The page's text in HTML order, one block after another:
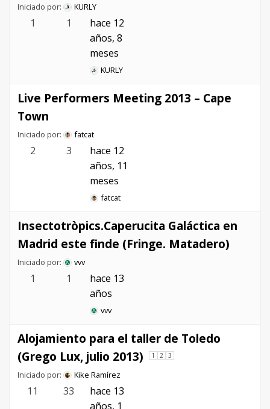
Iniciado por: KURLY
1 1
hace 12
años, 8
meses
KURLY
Live Performers Meeting 2013 – Cape
Town
Iniciado por: fatcat
2 3
hace 12
años, 11
meses
fatcat
Insectotròpics.Caperucita Galáctica en
Madrid este finde (Fringe. Matadero)
Iniciado por: vvv
1 1
hace 13
años
vvv
Alojamiento para el taller de Toledo
(Grego Lux, julio 2013)
1 2 3
Iniciado por: Kike Ramírez
11 33
hace 13
años, 1